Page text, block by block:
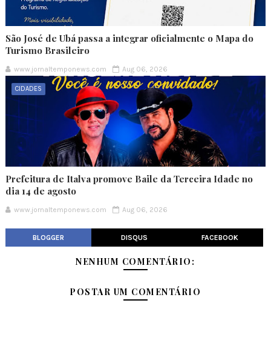
São José de Ubá passa a integrar oficialmente o Mapa do
Turismo Brasileiro
www.jornaltemponews.com Aug 06, 2026
CIDADES
Prefeitura de Italva promove Baile da Terceira Idade no
dia 14 de agosto
www.jornaltemponews.com Aug 06, 2026
BLOGGER DISQUS FACEBOOK
NENHUM COMENTÁRIO:
POSTAR UM COMENTÁRIO